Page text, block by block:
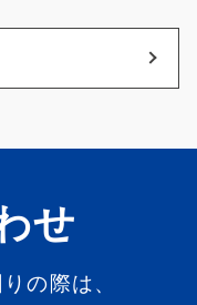
せ
の際は、